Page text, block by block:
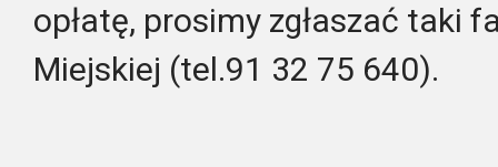
opłatę, prosimy zgłaszać taki
Miejskiej (tel.91 32 75 640).